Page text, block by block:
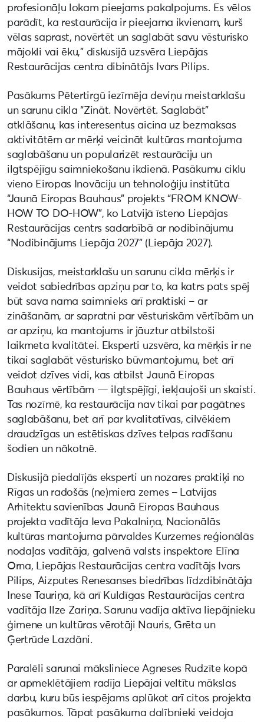
profesionāļu lokam pieejams pakalpojums. Es vēlos
parādīt, ka restaurācija ir pieejama ikvienam, kurš
vēlas saprast, novērtēt un saglabāt savu vēsturisko
mājokli vai ēku,” diskusijā uzsvēra Liepājas
Restaurācijas centra dibinātājs Ivars Pilips.
Pasākums Pētertirgū iezīmēja deviņu meistarklašu
un sarunu cikla “Zināt. Novērtēt. Saglabāt”
atklāšanu, kas interesentus aicina uz bezmaksas
aktivitātēm ar mērķi veicināt kultūras mantojuma
saglabāšanu un popularizēt restaurāciju un
ilgtspējīgu saimniekošanu ikdienā. Pasākumu ciklu
vieno Eiropas Inovāciju un tehnoloģiju institūta
“Jaunā Eiropas Bauhaus” projekts “FROM KNOW-
HOW TO DO-HOW”, ko Latvijā īsteno Liepājas
Restaurācijas centrs sadarbībā ar nodibinājumu
“Nodibinājums Liepāja 2027” (Liepāja 2027).
Diskusijas, meistarklašu un sarunu cikla mērķis ir
veidot sabiedrības apziņu par to, ka katrs pats spēj
būt sava nama saimnieks arī praktiski – ar
zināšanām, ar sapratni par vēsturiskām vērtībām un
ar apziņu, ka mantojums ir jāuztur atbilstoši
laikmeta kvalitātei. Eksperti uzsvēra, ka mērķis ir ne
tikai saglabāt vēsturisko būvmantojumu, bet arī
veidot dzīves vidi, kas atbilst Jaunā Eiropas
Bauhaus vērtībām — ilgtspējīgi, iekļaujoši un skaisti.
Tas nozīmē, ka restaurācija nav tikai par pagātnes
saglabāšanu, bet arī par kvalitatīvas, cilvēkiem
draudzīgas un estētiskas dzīves telpas radīšanu
šodien un nākotnē.
Diskusijā piedalījās eksperti un nozares praktiķi no
Rīgas un radošās (ne)miera zemes – Latvijas
Arhitektu savienības Jaunā Eiropas Bauhaus
projekta vadītāja Ieva Pakalniņa, Nacionālās
kultūras mantojuma pārvaldes Kurzemes reģionālās
nodaļas vadītāja, galvenā valsts inspektore Elīna
Orna, Liepājas Restaurācijas centra vadītājs Ivars
Pilips, Aizputes Renesanses biedrības līdzdibinātāja
Inese Tauriņa, kā arī Kuldīgas Restaurācijas centra
vadītāja Ilze Zariņa. Sarunu vadīja aktīva liepājnieku
ģimene un kultūras vērotāji Nauris, Grēta un
Ģertrūde Lazdāni.
Paralēli sarunai māksliniece Agneses Rudzīte kopā
ar apmeklētājiem radīja Liepājai veltītu mākslas
darbu, kuru būs iespējams aplūkot arī citos projekta
pasākumos. Tāpat pasākuma dalībnieki veidoja